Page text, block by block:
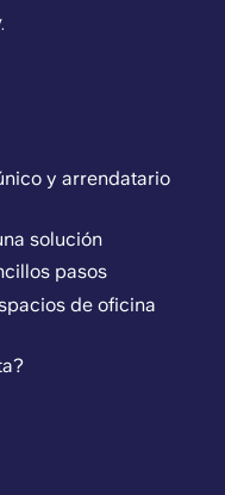
y arrendatario
solución
pasos
de oficina